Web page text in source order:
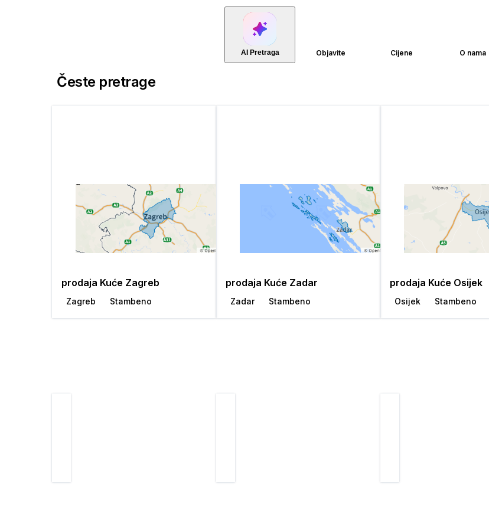
AI Pretraga Objavite Cijene O nama
Česte pretrage
prodaja Kuće Zagreb
Zagreb Stambeno
prodaja Kuće Zadar
Zadar Stambeno
prodaja Kuće Osijek
Osijek Stambeno